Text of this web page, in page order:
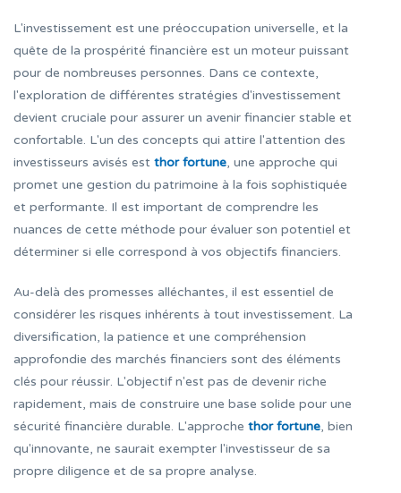
L'investissement est une préoccupation universelle, et la
quête de la prospérité financière est un moteur puissant
pour de nombreuses personnes. Dans ce contexte,
l'exploration de différentes stratégies d'investissement
devient cruciale pour assurer un avenir financier stable et
confortable. L'un des concepts qui attire l'attention des
investisseurs avisés est thor fortune, une approche qui
promet une gestion du patrimoine à la fois sophistiquée
et performante. Il est important de comprendre les
nuances de cette méthode pour évaluer son potentiel et
déterminer si elle correspond à vos objectifs financiers.
Au-delà des promesses alléchantes, il est essentiel de
considérer les risques inhérents à tout investissement. La
diversification, la patience et une compréhension
approfondie des marchés financiers sont des éléments
clés pour réussir. L'objectif n'est pas de devenir riche
rapidement, mais de construire une base solide pour une
sécurité financière durable. L'approche thor fortune, bien
qu'innovante, ne saurait exempter l'investisseur de sa
propre diligence et de sa propre analyse.